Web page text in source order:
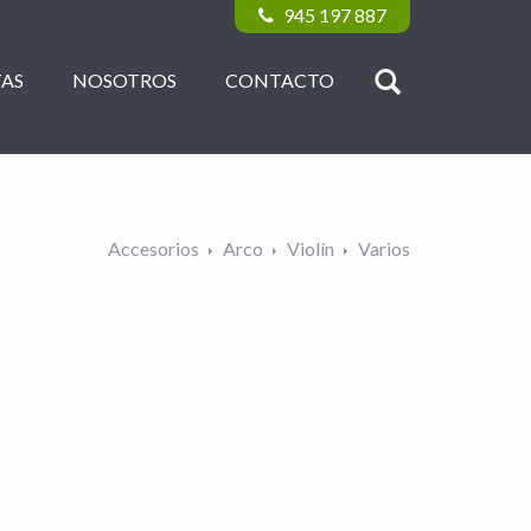
945 197 887
NOSOTROS CONTACTO
Accesorios Arco Violín Varios